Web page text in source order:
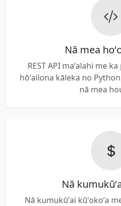
Nā mea
REST API maʻalahi me
hōʻailona kāleka no
nā mea
Nā
Nā kumukūʻai kūʻokoʻa